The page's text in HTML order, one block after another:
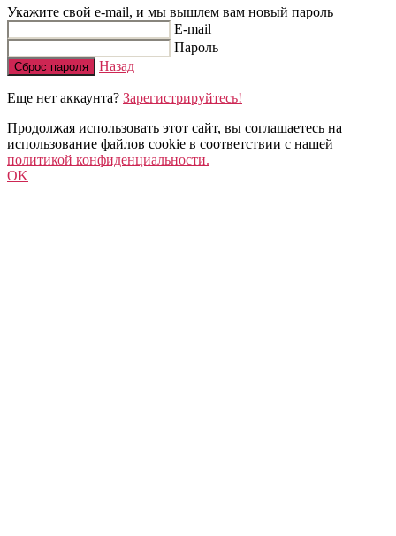
Укажите свой e-mail, и мы вышлем вам новый пароль
E-mail
Пароль
Сброс пароля Назад
Еще нет аккаунта? Зарегистрируйтесь!
Продолжая использовать этот сайт, вы соглашаетесь на
использование файлов cookie в соответствии с нашей
политикой конфиденциальности.
OK